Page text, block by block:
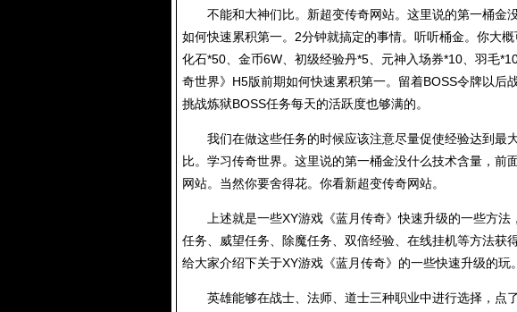
不能和大神们比。新超变传奇网站。这里说的第一桶金
如何快速累积第一。2分钟就搞定的事情。听听桶金。你大
化石*50、金币6W、初级经验丹*5、元神入场券*10、羽毛
奇世界》H5版前期如何快速累积第一。留着BOSS令牌以后
挑战炼狱BOSS任务每天的活跃度也够满的。
我们在做这些任务的时候应该注意尽量促使经验达到最
比。学习传奇世界。这里说的第一桶金没什么技术含量，前
网站。当然你要舍得花。你看新超变传奇网站。
上述就是一些XY游戏《蓝月传奇》快速升级的一些方法
任务、威望任务、除魔任务、双倍经验、在线挂机等方法获
给大家介绍下关于XY游戏《蓝月传奇》的一些快速升级的玩
英雄能够在战士、法师、道士三种职业中进行选择，点